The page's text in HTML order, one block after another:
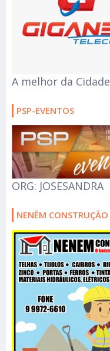
A melhor da Cidade
PSP-EVENTOS
ORG: JOSESANDRA
NENÊM CONSTRUÇÃO